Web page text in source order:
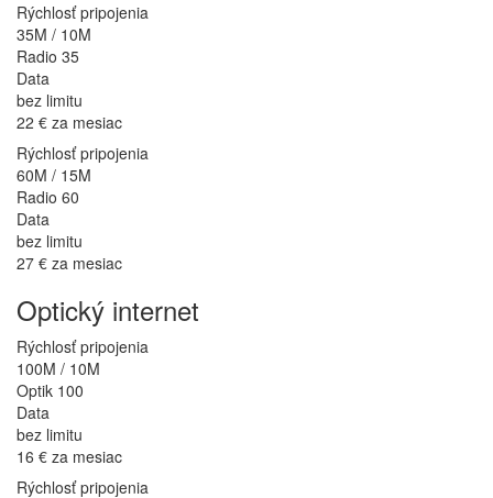
Rýchlosť pripojenia
35M / 10M
Radio 35
Data
bez limitu
22 € za mesiac
Rýchlosť pripojenia
60M / 15M
Radio 60
Data
bez limitu
27 € za mesiac
Optický internet
Rýchlosť pripojenia
100M / 10M
Optik 100
Data
bez limitu
16 € za mesiac
Rýchlosť pripojenia